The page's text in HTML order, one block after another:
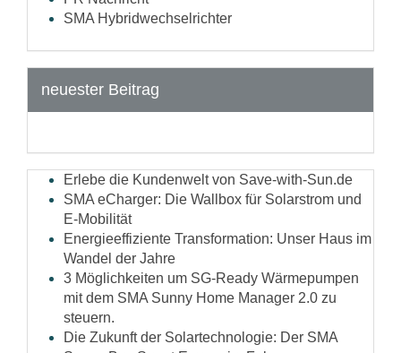
SMA Hybridwechselrichter
neuester Beitrag
Erlebe die Kundenwelt von Save-with-Sun.de
SMA eCharger: Die Wallbox für Solarstrom und
E-Mobilität
Energieeffiziente Transformation: Unser Haus im
Wandel der Jahre
3 Möglichkeiten um SG-Ready Wärmepumpen
mit dem SMA Sunny Home Manager 2.0 zu
steuern.
Die Zukunft der Solartechnologie: Der SMA